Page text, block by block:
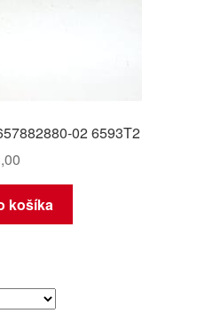
02 6593T2
košíka